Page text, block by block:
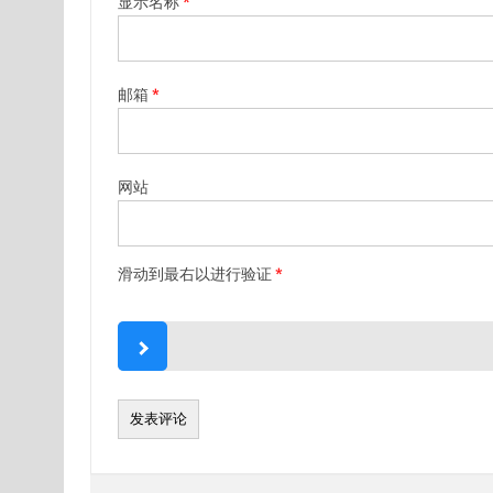
邮箱*
网站
滑动到最右以进行验证 *